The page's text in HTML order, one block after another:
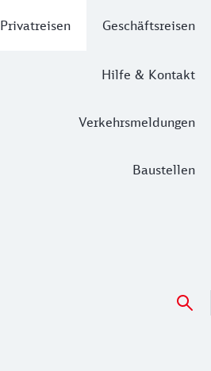
Privatreisen Geschäftsreisen
Hilfe & Kontakt
Verkehrsmeldungen
Baustellen